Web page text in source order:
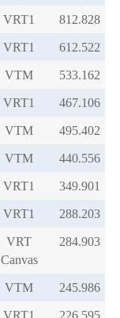
VRT1
VRT1
VTM
VRT1
VTM
VTM
VRT1
VRT1
VRT
Canvas
VTM
VRT1